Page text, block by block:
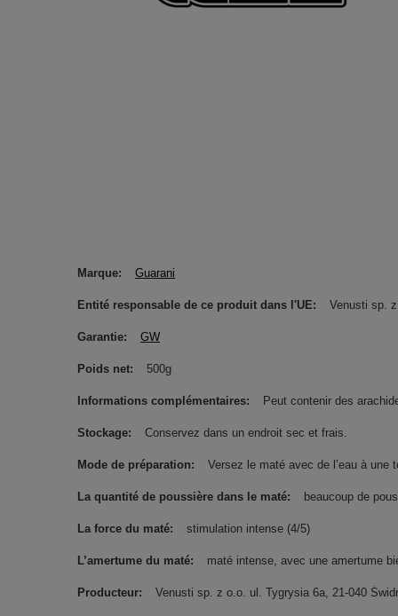
Marque Guarani
Entité responsable de ce produit dans l'UE Venusti sp.
Garantie GW
Poids net 500g
Informations complémentaires Peut contenir des
Stockage Conservez dans un endroit sec et frais.
Mode de préparation Versez le maté avec de l’eau à une
La quantité de poussière dans le maté beaucoup de
La force du maté stimulation intense (4/5)
L’amertume du maté maté intense, avec une amertume
Producteur Venusti sp. z o.o. ul. Tygrysia 6a, 21-040